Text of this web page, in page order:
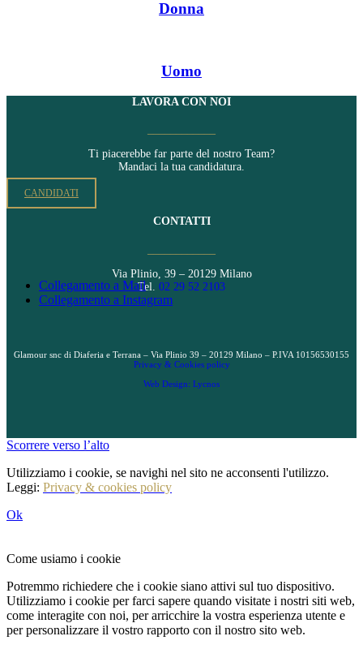
Donna
Uomo
LAVORA CON NOI
Ti piacerebbe far parte del nostro Team?
Mandaci la tua candidatura.
CANDIDATI
CONTATTI
Via Plinio, 39 – 20129 Milano
Tel. 02 29 52 2103
Collegamento a Mail
Collegamento a Instagram
Glamour snc di Diaferia e Terrana – Via Plinio 39 – 20129 Milano – P.IVA 10156530155
Privacy & Cookies policy
Web Design: Lycnos
Scorrere verso l’alto
Utilizziamo i cookie, se navighi nel sito ne acconsenti l'utilizzo.
Leggi: Privacy & cookies policy
Ok
Come usiamo i cookie
Potremmo richiedere che i cookie siano attivi sul tuo dispositivo.
Utilizziamo i cookie per farci sapere quando visitate i nostri siti web,
come interagite con noi, per arricchire la vostra esperienza utente e
per personalizzare il vostro rapporto con il nostro sito web.